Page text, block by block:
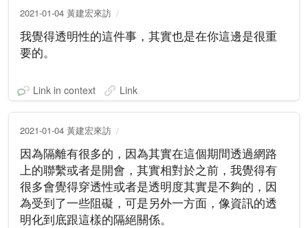
2021-01-04 黃建宏來訪
我覺得透明性的這件事，其實也是在你這邊是很重
要的。
Link in context Link
2021-01-04 黃建宏來訪
因為隔離有很多的，因為其實在這個期間透過網路
上的聯繫或者是開會，其實相對於之前，我覺得有
很多會覺得穿透性或者是透明度其實是不夠的，因
為受到了一些阻礙，可是另外一方面，像資訊的透
明化到底跟這樣的隔絕關係。